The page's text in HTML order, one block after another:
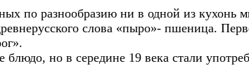
по разнообразию ни в одной из кухонь
слова «пыро»- пшеница.
но в середине 19 века стали